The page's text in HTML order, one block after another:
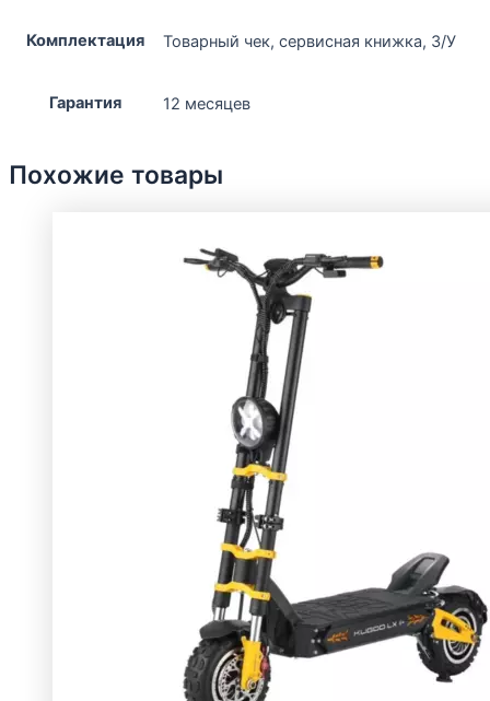
Комплектация Товарный чек, сервисная книжка, З/У
Гарантия 12 месяцев
Похожие товары